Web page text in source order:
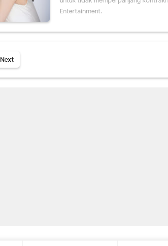
Entertainment.
Next